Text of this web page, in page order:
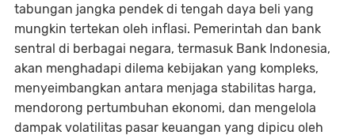
tabungan jangka pendek di tengah daya beli yang
mungkin tertekan oleh inflasi. Pemerintah dan bank
sentral di berbagai negara, termasuk Bank Indonesia,
akan menghadapi dilema kebijakan yang kompleks,
menyeimbangkan antara menjaga stabilitas harga,
mendorong pertumbuhan ekonomi, dan mengelola
dampak volatilitas pasar keuangan yang dipicu oleh